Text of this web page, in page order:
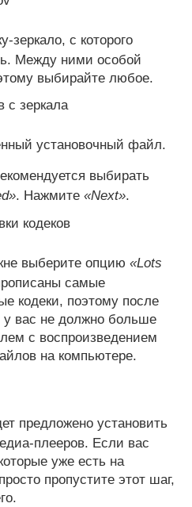
зеркало, с которого
Между ними особой
выбирайте любое.
установочный файл.
выбирать
. Нажмите «Next».
выберите опцию «Lots
самые
кодеки, поэтому после
у вас не должно больше
с воспроизведением
на компьютере.
предложено установить
плееров. Если вас
уже есть на
пропустите этот шаг,